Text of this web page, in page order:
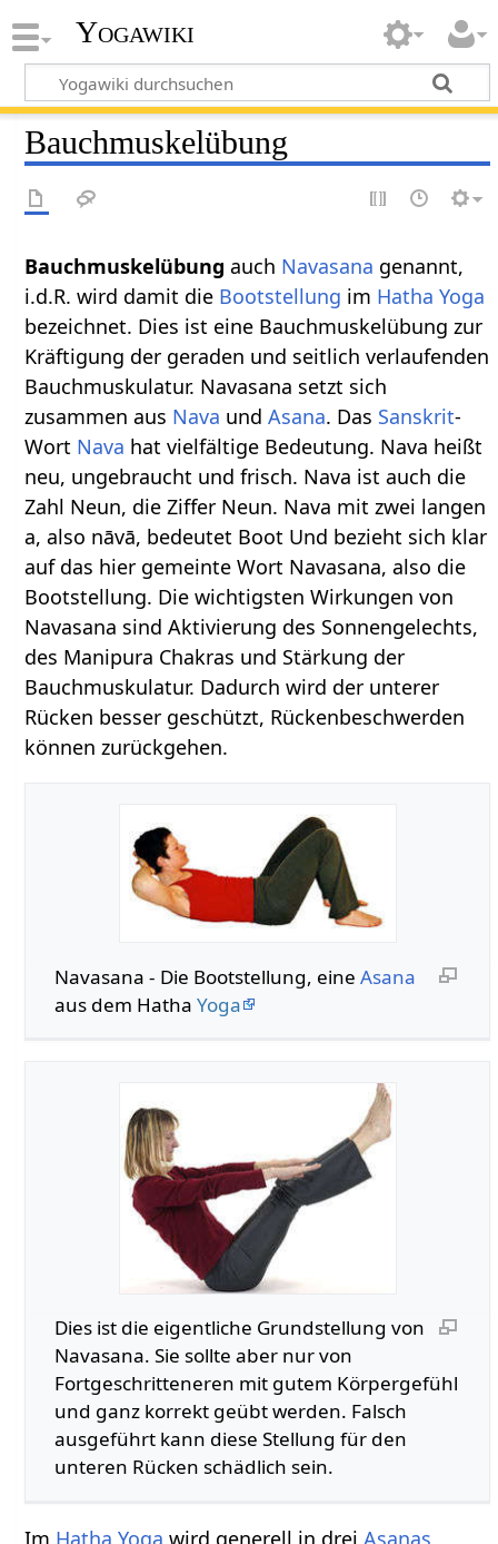
Yogawiki
Bauchmuskelübung
Bauchmuskelübung auch Navasana genannt,
i.d.R. wird damit die Bootstellung im Hatha Yoga
bezeichnet. Dies ist eine Bauchmuskelübung zur
Kräftigung der geraden und seitlich verlaufenden
Bauchmuskulatur. Navasana setzt sich
zusammen aus Nava undAsana. Das Sanskrit-
Wort Nava hat vielfältige Bedeutung. Nava heißt
neu, ungebraucht und frisch. Nava ist auch die
Zahl Neun, die Ziffer Neun. Nava mit zwei langen
a, also nāvā, bedeutet Boot Und bezieht sich klar
auf das hier gemeinte Wort Navasana, also die
Bootstellung. Die wichtigsten Wirkungen von
Navasana sind Aktivierung des Sonnengelechts,
des Manipura Chakras und Stärkung der
Bauchmuskulatur. Dadurch wird der unterer
Rücken besser geschützt, Rückenbeschwerden
können zurückgehen.
Navasana - Die Bootstellung, eine Asana
aus dem Hatha Yoga
Dies ist die eigentliche Grundstellung von
Navasana. Sie sollte aber nur von
Fortgeschritteneren mit gutem Körpergefühl
und ganz korrekt geübt werden. Falsch
ausgeführt kann diese Stellung für den
unteren Rücken schädlich sein.
Im Hatha Yoga wird generell in dreiAsanas